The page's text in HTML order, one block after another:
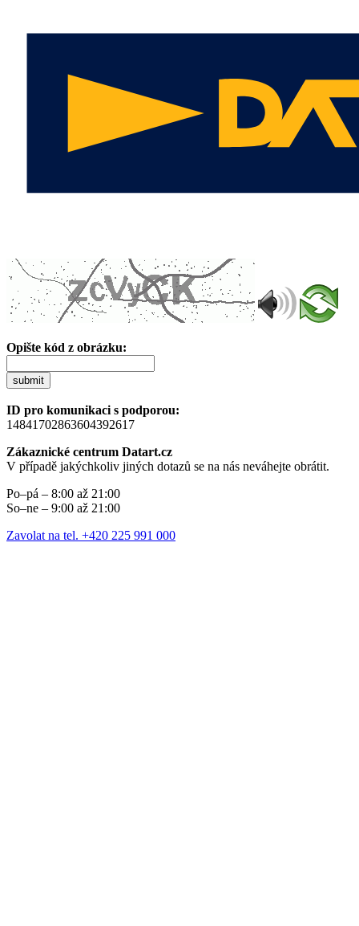
Opište kód z obrázku:
submit
ID pro komunikaci s podporou:
14841702863604392617
Zákaznické centrum Datart.cz
V případě jakýchkoliv jiných dotazů se na nás neváhejte obrátit.
Po–pá – 8:00 až 21:00
So–ne – 9:00 až 21:00
Zavolat na tel. +420 225 991 000